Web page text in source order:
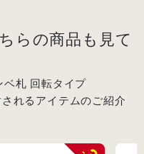
らの商品も見て
札 回転タイプ
れるアイテムのご紹介